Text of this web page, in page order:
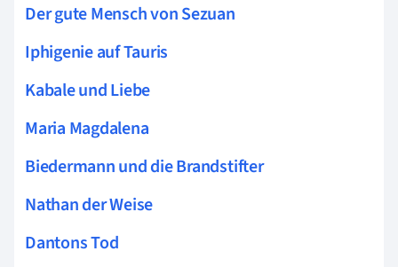
Der gute Mensch von Sezuan
Iphigenie auf Tauris
Kabale und Liebe
Maria Magdalena
Biedermann und die Brandstifter
Nathan der Weise
Dantons Tod